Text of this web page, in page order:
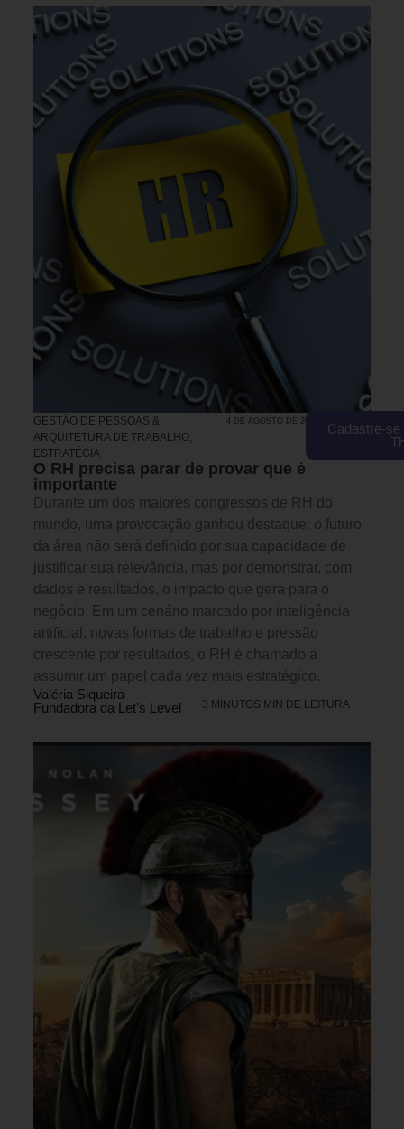
GESTÃO DE PESSOAS &
ARQUITETURA DE TRABALHO,
ESTRATÉGIA
4 DE AGOSTO DE 2026 DE 2026
O RH precisa parar de provar que é
importante
Durante um dos maiores congressos de RH do
mundo, uma provocação ganhou destaque: o futuro
da área não será definido por sua capacidade de
justificar sua relevância, mas por demonstrar, com
dados e resultados, o impacto que gera para o
negócio. Em um cenário marcado por inteligência
artificial, novas formas de trabalho e pressão
crescente por resultados, o RH é chamado a
assumir um papel cada vez mais estratégico.
Valéria Siqueira -
Fundadora da Let’s Level
3 MINUTOS MIN DE LEITURA
Cadastre-